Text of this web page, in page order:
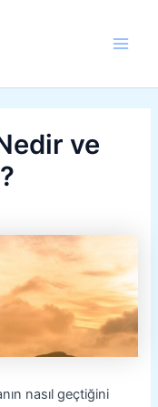
ve
nasıl geçtiğini